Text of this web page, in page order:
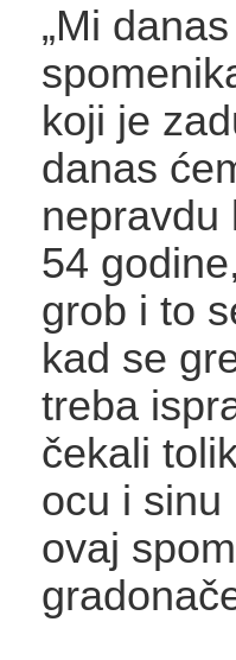
„Mi
koji je
danas
nepravdu
54
grob i to
kad se
treba
čekali
ocu i sinu
ovaj